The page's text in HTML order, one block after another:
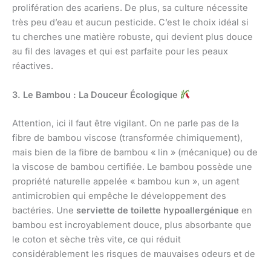
prolifération des acariens. De plus, sa culture nécessite
très peu d’eau et aucun pesticide. C’est le choix idéal si
tu cherches une matière robuste, qui devient plus douce
au fil des lavages et qui est parfaite pour les peaux
réactives.
3. Le Bambou : La Douceur Écologique
Attention, ici il faut être vigilant. On ne parle pas de la
fibre de bambou viscose (transformée chimiquement),
mais bien de la fibre de bambou « lin » (mécanique) ou de
la viscose de bambou certifiée. Le bambou possède une
propriété naturelle appelée « bambou kun », un agent
antimicrobien qui empêche le développement des
bactéries. Une serviette de toilette hypoallergénique en
bambou est incroyablement douce, plus absorbante que
le coton et sèche très vite, ce qui réduit
considérablement les risques de mauvaises odeurs et de